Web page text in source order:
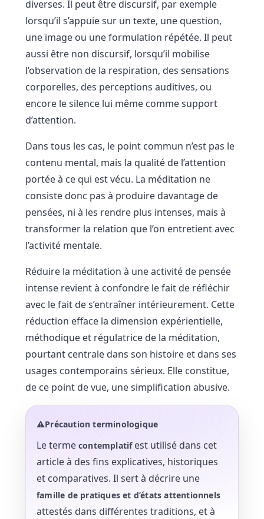
diverses. Il peut être discursif, par exemple
lorsqu’il s’appuie sur un texte, une question,
une image ou une formulation répétée. Il peut
aussi être non discursif, lorsqu’il mobilise
l’observation de la respiration, des sensations
corporelles, des perceptions auditives, ou
encore le silence lui même comme support
d’attention.
Dans tous les cas, le point commun n’est pas le
contenu mental, mais la qualité de l’attention
portée à ce qui est vécu. La méditation ne
consiste donc pas à produire davantage de
pensées, ni à les rendre plus intenses, mais à
transformer la relation que l’on entretient avec
l’activité mentale.
Réduire la méditation à une activité de pensée
intense revient à confondre le fait de réfléchir
avec le fait de s’entraîner intérieurement. Cette
réduction efface la dimension expérientielle,
méthodique et régulatrice de la méditation,
pourtant centrale dans son histoire et dans ses
usages contemporains sérieux. Elle constitue,
de ce point de vue, une simplification abusive.
⚠️Précaution terminologique
Le terme contemplatifest utilisé dans cet
article à des fins explicatives, historiques
et comparatives. Il sert à décrire une
famille de pratiques et d’états attentionnels
attestés dans différentes traditions, et à